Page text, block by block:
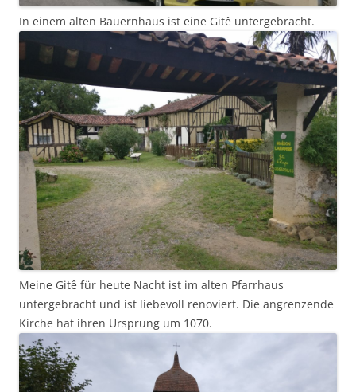
In einem alten Bauernhaus ist eine Gitê untergebracht.
Meine Gitê für heute Nacht ist im alten Pfarrhaus
untergebracht und ist liebevoll renoviert. Die angrenzende
Kirche hat ihren Ursprung um 1070.